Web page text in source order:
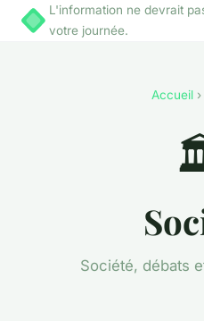
L'information ne devrait
votre journée.
Accueil
Société, débats